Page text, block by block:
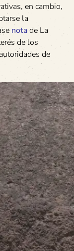
en cambio,
la
notade La
de los
de